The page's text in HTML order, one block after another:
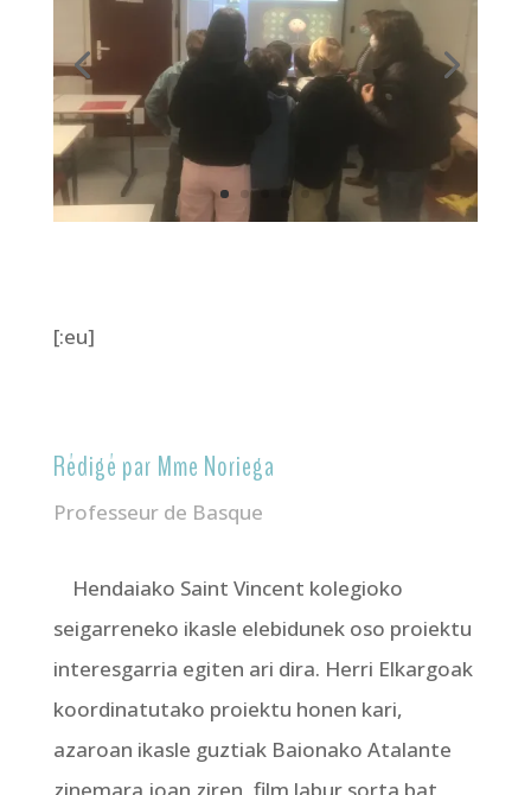
[:eu]
Rédigé par Mme Noriega
Professeur de Basque
Hendaiako Saint Vincent kolegioko
seigarreneko ikasle elebidunek oso proiektu
interesgarria egiten ari dira. Herri Elkargoak
koordinatutako proiektu honen kari,
azaroan ikasle guztiak Baionako Atalante